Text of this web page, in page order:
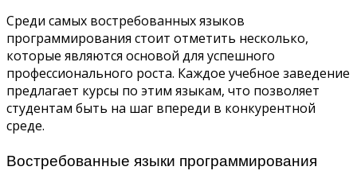
Среди самых востребованных языков
программирования стоит отметить несколько,
которые являются основой для успешного
профессионального роста. Каждое учебное заведение
предлагает курсы по этим языкам, что позволяет
студентам быть на шаг впереди в конкурентной
среде.
Востребованные языки программирования